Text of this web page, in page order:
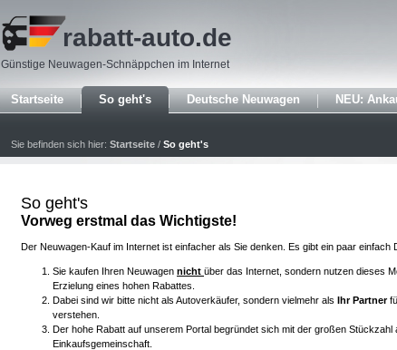
rabatt-auto.de
Günstige Neuwagen-Schnäppchen im Internet
Startseite So geht's Deutsche Neuwagen NEU:
Sie befinden sich hier: Startseite / So geht's
So geht's
Vorweg erstmal das Wichtigste!
Der Neuwagen-Kauf im Internet ist einfacher als Sie denken. Es gibt ein paar einfach
Sie kaufen Ihren Neuwagen nicht über das Internet, sondern nutzen dieses
Erzielung eines hohen Rabattes.
Dabei sind wir bitte nicht als Autoverkäufer, sondern vielmehr als Ihr Partner
verstehen.
Der hohe Rabatt auf unserem Portal begründet sich mit der großen
Einkaufsgemeinschaft.